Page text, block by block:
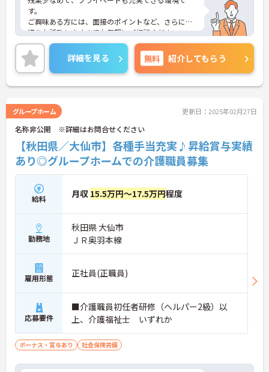
す。
ご興味ある方には、面接のポイントなど、さらに詳
細をお話致しますのでお気軽にご相談ください
詳細を見る 無料 紹介してもらう
グループホーム 更新日：2025年02月27日
名称非公開 ※詳細はお問合せください
【秋田県／大仙市】各種手当充実♪昇給賞与実績
あり◎グループホームでの介護職員募集
給料 月収 15.5万円～17.5万円程度
勤務地
秋田県 大仙市
ＪＲ奥羽本線
雇用形態 正社員(正職員)
応募要件
■介護職員初任者研修（ヘルパー2級）以
上、介護福祉士 いずれか
ボーナス・賞与あり 社会保険完備